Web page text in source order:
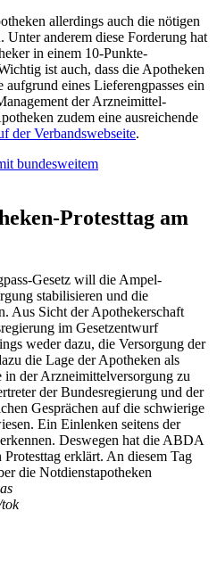
allerdings auch die nötigen
anderem diese Forderung hat
in einem 10-Punkte-
ist auch, dass die Apotheken
eines Lieferengpasses ein
der Arzneimittel-
zudem eine ausreichende
der Verbandswebseite.
bundesweitem
Protesttag am
Gesetz will die Ampel-
stabilisieren und die
Aus Sicht der Apothekerschaft
im Gesetzentwurf
weder dazu, die Versorgung der
die Lage der Apotheken als
der Arzneimittelversorgung zu
der Bundesregierung und der
Gesprächen auf die schwierige
Ein Einlenken seitens der
Deswegen hat die ABDA
erklärt. An diesem Tag
die Notdienstapotheken